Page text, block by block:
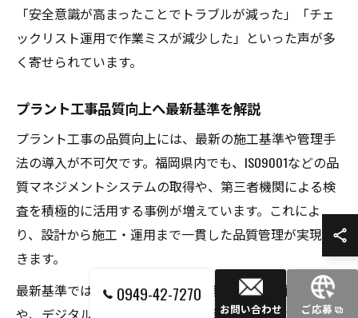
「安全意識が高まったことでトラブルが減った」「チェ
ックリスト運用で作業ミスが減少した」といった声が多
く寄せられています。
プラント工事品質向上へ最新基準を解説
プラント工事の品質向上には、最新の施工基準や管理手
法の導入が不可欠です。福岡県内でも、ISO9001などの品
質マネジメントシステムの取得や、第三者機関による検
査を積極的に活用する事例が増えています。これによ
り、設計から施工・運用まで一貫した品質管理が実現で
きます。
最新基準では、燃料供給設備の配管溶接部の非破壊検査
や、デジタルツールを活用した工程管理が推奨されてい
0949-42-7270
お問い合わせ ご応募